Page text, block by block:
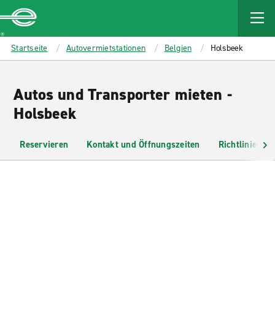
MAIN
CONTENT
Enterprise
Startseite Autovermietstationen Belgien Holsbeek
Autos und Transporter mieten -
Holsbeek
Reservieren Kontakt und Öffnungszeiten Richtlinien